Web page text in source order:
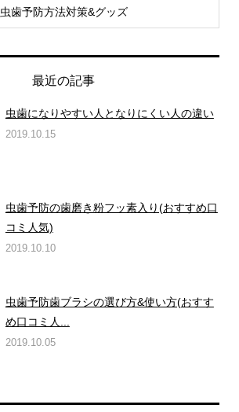
虫歯予防方法対策&グッズ
最近の記事
虫歯になりやすい人となりにくい人の違い
2019.10.15
虫歯予防の歯磨き粉フッ素入り(おすすめ口
コミ人気)
2019.10.10
虫歯予防歯ブラシの選び方&使い方(おすす
め口コミ人...
2019.10.05